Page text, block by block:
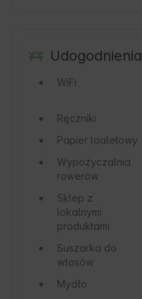
Udogodnienia
WiFi
Ręczniki
Papier toaletowy
Wypożyczalnia
rowerów
Sklep z
lokalnymi
produktami
Suszarka do
włosów
Mydło